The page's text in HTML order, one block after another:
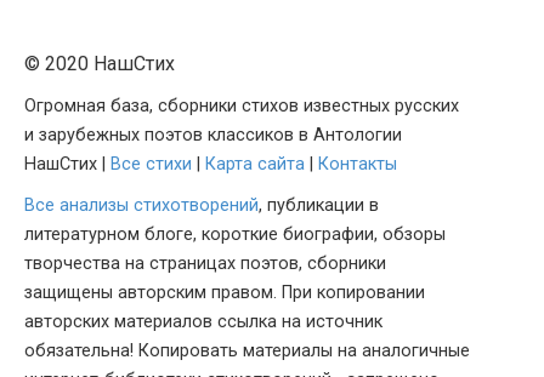
© 2020 НашСтих
Огромная база, сборники стихов известных русских
и зарубежных поэтов классиков в Антологии
НашСтих |
Все стихи Карта сайта
Контакты
Все анализы стихотворений, публикации в
литературном блоге, короткие биографии, обзоры
творчества на страницах поэтов, сборники
защищены авторским правом. При копировании
авторских материалов ссылка на источник
обязательна! Копировать материалы на аналогичные